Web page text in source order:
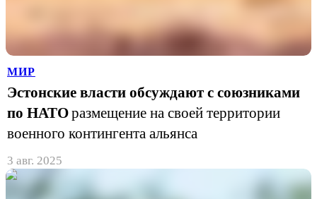
МИР
Эстонские власти обсуждают с союзниками
по НАТОразмещение на своей территории
военного контингента альянса
3 авг. 2025